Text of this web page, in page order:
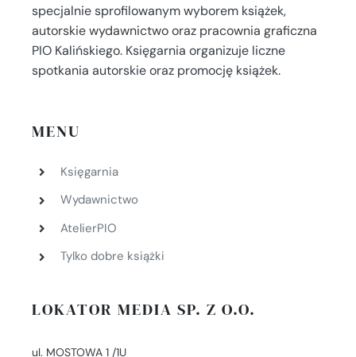
specjalnie sprofilowanym wyborem książek,
autorskie wydawnictwo oraz pracownia graficzna
PIO Kalińskiego. Księgarnia organizuje liczne
spotkania autorskie oraz promocję książek.
MENU
Księgarnia
Wydawnictwo
AtelierPIO
Tylko dobre książki
LOKATOR MEDIA SP. Z O.O.
ul. MOSTOWA 1 /1U